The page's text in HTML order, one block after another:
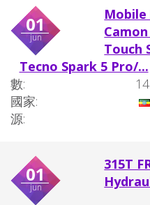
01
jun
Mobile
Touch
Tecno Spark 5 Pro/...
數:
國家:
源:
01
jun
315T